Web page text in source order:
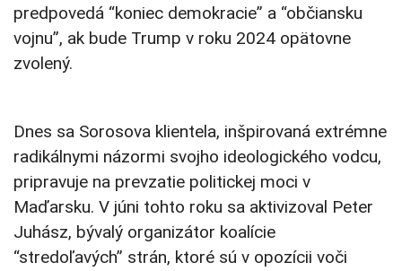
predpovedá “koniec demokracie” a “občiansku
vojnu”, ak bude Trump v roku 2024 opätovne
zvolený.
Dnes sa Sorosova klientela, inšpirovaná extrémne
radikálnymi názormi svojho ideologického vodcu,
pripravuje na prevzatie politickej moci v
Maďarsku. V júni tohto roku sa aktivizoval Peter
Juhász, bývalý organizátor koalície
“stredoľavých” strán, ktoré sú v opozícii voči